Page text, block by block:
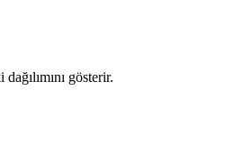
gösterir.